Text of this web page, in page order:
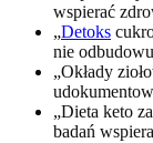
wspierać
„Detoks
nie
„Okłady
„Dieta keto
badań